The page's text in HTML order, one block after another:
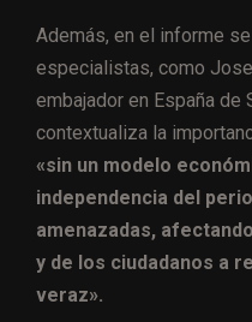
Además, en el informe
especialistas, como
embajador en España de
contextualiza la
«sin un modelo
independencia del
amenazadas,
y de los ciudadanos a
veraz».